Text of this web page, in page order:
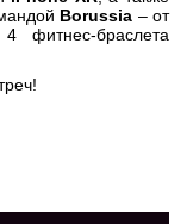
Borussia – от
фитнес-браслета